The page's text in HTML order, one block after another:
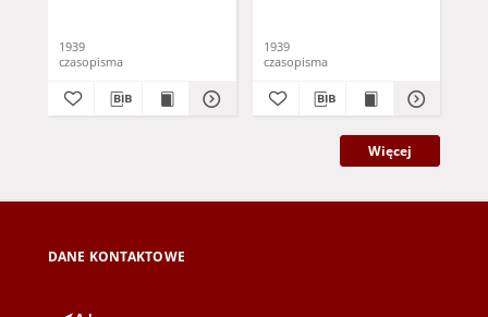
1939
czasopisma
1939
czasopisma
Więcej
DANE KONTAKTOWE